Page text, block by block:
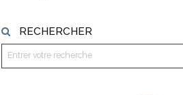
RECHERCHER